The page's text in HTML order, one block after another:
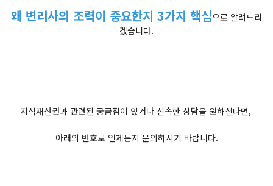
왜 변리사의 조력이 중요한지 3가지 핵심으로 알려드리
겠습니다.
지식재산권과 관련된 궁금점이 있거나 신속한 상담을 원하신다면,
아래의 번호로 언제든지 문의하시기 바랍니다.